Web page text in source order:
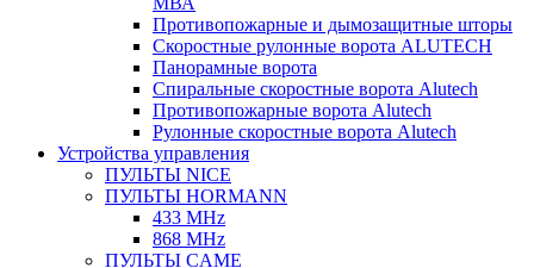
Противопожарные и дымозащитные шторы
Скоростные рулонные ворота ALUTECH
Панорамные ворота
Спиральные скоростные ворота Alutech
Противопожарные ворота Alutech
Рулонные скоростные ворота Alutech
Устройства управления
ПУЛЬТЫ NICE
ПУЛЬТЫ HORMANN
433 MHz
868 MHz
ПУЛЬТЫ CAME